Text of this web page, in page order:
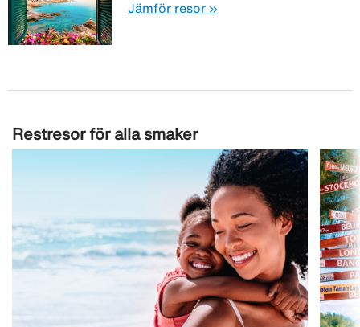
Jämför resor »
Restresor för alla smaker